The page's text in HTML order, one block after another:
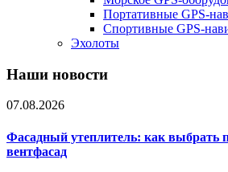
Портативные GPS-
Спортивные GPS-
Эхолоты
Наши новости
07.08.2026
Фасадный утеплитель: как выбрать
вентфасад